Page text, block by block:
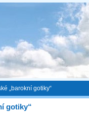
„barokní gotiky“
gotiky“